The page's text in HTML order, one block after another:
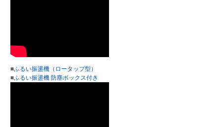
■ふるい振盪機（ロータップ型）
■ふるい振盪機 防塵ボックス付き